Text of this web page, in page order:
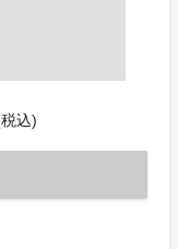
込)